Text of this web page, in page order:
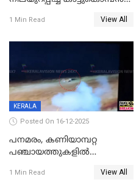
1 Min Read View All
KERALA
Posted On 16-12-2025
പനമരം, കണിയാമ്പറ്റ
പഞ്ചായത്തുകളിൽ
സ്ഥാപനങ്ങൾക്ക് അവധി
1 Min Read View All